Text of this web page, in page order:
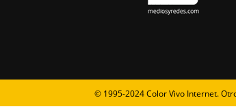
© 1995-2024 Color Vivo Internet.